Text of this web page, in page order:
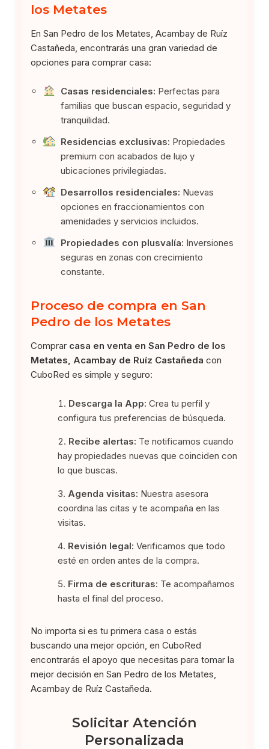
los Metates
En San Pedro de los Metates, Acambay de Ruíz
Castañeda, encontrarás una gran variedad de
opciones para comprar casa:
Casas residenciales: Perfectas para
familias que buscan espacio, seguridad y
tranquilidad.
Residencias exclusivas: Propiedades
premium con acabados de lujo y
ubicaciones privilegiadas.
Desarrollos residenciales: Nuevas
opciones en fraccionamientos con
amenidades y servicios incluidos.
Propiedades con plusvalía: Inversiones
seguras en zonas con crecimiento
constante.
Proceso de compra en San
Pedro de los Metates
Comprar casa en venta en San Pedro de los
Metates, Acambay de Ruíz Castañeda con
CuboRed es simple y seguro:
Descarga la App: Crea tu perfil y
configura tus preferencias de búsqueda.
Recibe alertas: Te notificamos cuando
hay propiedades nuevas que coinciden con
lo que buscas.
Agenda visitas: Nuestra asesora
coordina las citas y te acompaña en las
visitas.
Revisión legal: Verificamos que todo
esté en orden antes de la compra.
Firma de escrituras: Te acompañamos
hasta el final del proceso.
No importa si es tu primera casa o estás
buscando una mejor opción, en CuboRed
encontrarás el apoyo que necesitas para tomar la
mejor decisión en San Pedro de los Metates,
Acambay de Ruíz Castañeda.
Solicitar Atención
Personalizada